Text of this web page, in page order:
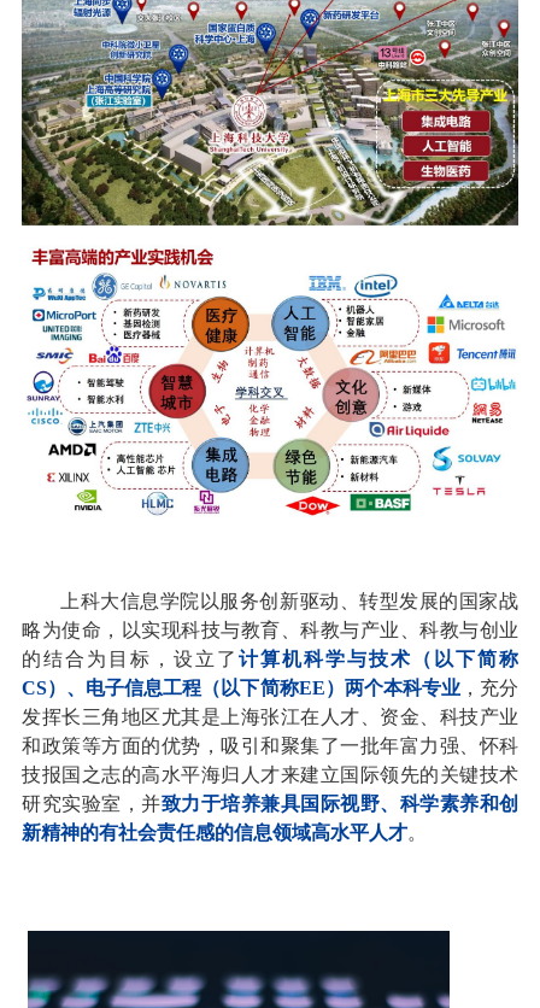
上科大信息学院以服务创新驱动、转型发展的国家战
略为使命，以实现科技与教育、科教与产业、科教与创业
的结合为目标，设立了 计算机科学与技术（以下简称
CS）、电子信息工程（以下简称EE）两个本科专业，充分
发挥长三角地区尤其是上海张江在人才、资金、科技产业
和政策等方面的优势，吸引和聚集了一批年富力强、怀科
技报国之志的高水平海归人才来建立国际领先的关键技术
研究实验室，并致力于培养兼具国际视野、科学素养和创
新精神的有社会责任感的信息领域高水平人才。